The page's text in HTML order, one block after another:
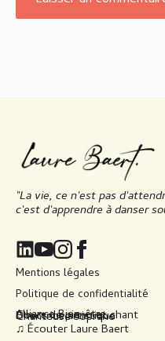
"La vie, ce n'est pas
c'est d'apprendre à danser
Mentions légales
Politique de confidentialité
Chanteuse soprano
Directrice artistique
Cours de piano et chant
Alliance Bien-être
♫ Écouter Laure Baert